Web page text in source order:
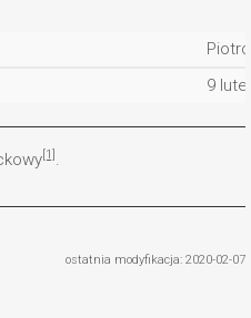
9
[1] .
ostatnia modyfikacja: 2020-02-07